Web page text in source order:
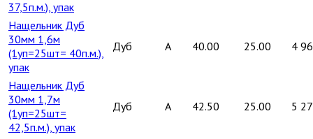
37,5п.м.), упак
Нащельник Дуб
30мм 1,6м
(1уп=25шт= 40п.м.),
упак
Дуб A 40.00 25.00 4
Нащельник Дуб
30мм 1,7м
(1уп=25шт=
42,5п.м.), упак
Дуб A 42.50 25.00 5